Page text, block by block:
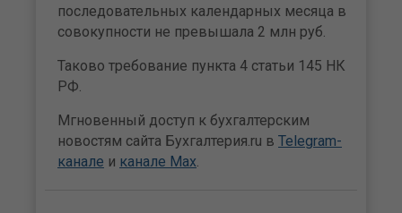
последовательных календарных месяца в
совокупности не превышала 2 млн руб.
Таково требование пункта 4 статьи 145 НК
РФ.
Мгновенный доступ к бухгалтерским
новостям сайта Бухгалтерия.ru в Telegram-
канале и канале Max.